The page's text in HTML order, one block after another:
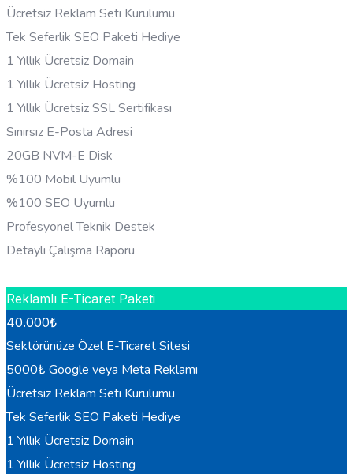
Ücretsiz Reklam Seti Kurulumu
Tek Seferlik SEO Paketi Hediye
1 Yıllık Ücretsiz Domain
1 Yıllık Ücretsiz Hosting
1 Yıllık Ücretsiz SSL Sertifikası
Sınırsız E-Posta Adresi
20GB NVM-E Disk
%100 Mobil Uyumlu
%100 SEO Uyumlu
Profesyonel Teknik Destek
Detaylı Çalışma Raporu
Reklamlı E-Ticaret Paketi
40.000₺
Sektörünüze Özel E-Ticaret Sitesi
5000₺ Google veya Meta Reklamı
Ücretsiz Reklam Seti Kurulumu
Tek Seferlik SEO Paketi Hediye
1 Yıllık Ücretsiz Domain
1 Yıllık Ücretsiz Hosting